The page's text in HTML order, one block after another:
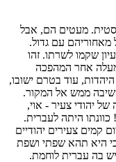
מעטים הם, אבל
עם גדול.
שקמו לשרתו. זהו
אחר המהפכה
עוד בטרם ישובו,
ממש אל המקור.
יהודי צעיר - אוי,
היתה לעברית.
קמים צעירים יהודיים
כי היא תהא שפתי ושפת
בה עברית לוחמת.